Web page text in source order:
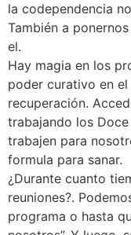
la codependencia
También a
el.
Hay magia en los
poder curativo en
recuperación.
trabajando los
trabajen para
formula para sanar.
¿Durante cuanto
reuniones?.
programa o hasta